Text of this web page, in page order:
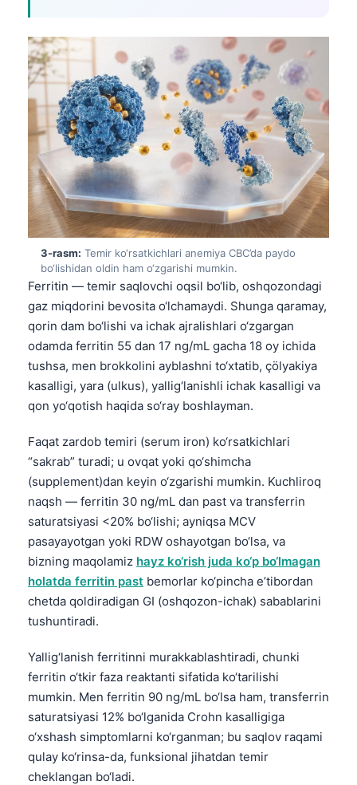
3-rasm: Temir ko‘rsatkichlari anemiya CBC’da paydo
bo‘lishidan oldin ham o‘zgarishi mumkin.
Ferritin — temir saqlovchi oqsil bo‘lib, oshqozondagi
gaz miqdorini bevosita o‘lchamaydi. Shunga qaramay,
qorin dam bo‘lishi va ichak ajralishlari o‘zgargan
odamda ferritin 55 dan 17 ng/mL gacha 18 oy ichida
tushsa, men brokkolini ayblashni to‘xtatib, çölyakiya
kasalligi, yara (ulkus), yallig‘lanishli ichak kasalligi va
qon yo‘qotish haqida so‘ray boshlayman.
Faqat zardob temiri (serum iron) ko‘rsatkichlari
“sakrab” turadi; u ovqat yoki qo‘shimcha
(supplement)dan keyin o‘zgarishi mumkin. Kuchliroq
naqsh — ferritin 30 ng/mL dan past va transferrin
saturatsiyasi <20% bo‘lishi; ayniqsa MCV
pasayayotgan yoki RDW oshayotgan bo‘lsa, va
bizning maqolamiz hayz ko‘rish juda ko‘p bo‘lmagan
holatda ferritin past bemorlar ko‘pincha e’tibordan
chetda qoldiradigan GI (oshqozon-ichak) sabablarini
tushuntiradi.
Yallig‘lanish ferritinni murakkablashtiradi, chunki
ferritin o‘tkir faza reaktanti sifatida ko‘tarilishi
mumkin. Men ferritin 90 ng/mL bo‘lsa ham, transferrin
saturatsiyasi 12% bo‘lganida Crohn kasalligiga
o‘xshash simptomlarni ko‘rganman; bu saqlov raqami
qulay ko‘rinsa-da, funksional jihatdan temir
cheklangan bo‘ladi.